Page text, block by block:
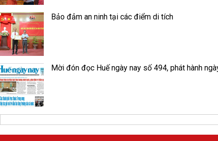
Bảo đảm an ninh tại các điểm di tích
Mời đón đọc Huế ngày nay số 494, phát hành